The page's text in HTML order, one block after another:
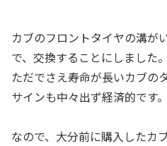
カブのフロントタイヤの溝が
で、交換することにしました。
ただでさえ寿命が長いカブの
サインも中々出ず経済的です。
なので、大分前に購入したカ